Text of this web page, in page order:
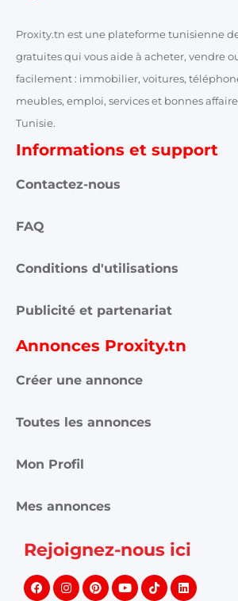
Proxity.tn est une plateforme tunisienne
gratuites qui vous aide à acheter, vendre
facilement : immobilier, voitures,
meubles, emploi, services et bonnes
Tunisie.
Informations et support
Contactez-nous
FAQ
Conditions d'utilisations
Publicité et partenariat
Annonces Proxity.tn
Créer une annonce
Toutes les annonces
Mon Profil
Mes annonces
Rejoignez-nous ici